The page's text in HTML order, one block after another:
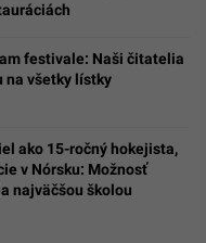
festivale: Naši čitatelia
na všetky lístky
ako 15-ročný hokejista,
v Nórsku: Možnosť
najväčšou školou